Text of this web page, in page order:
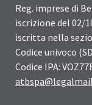
Reg. imprese di
iscrizione del 02/
iscritta nella
Codice univoco
Codice IPA: